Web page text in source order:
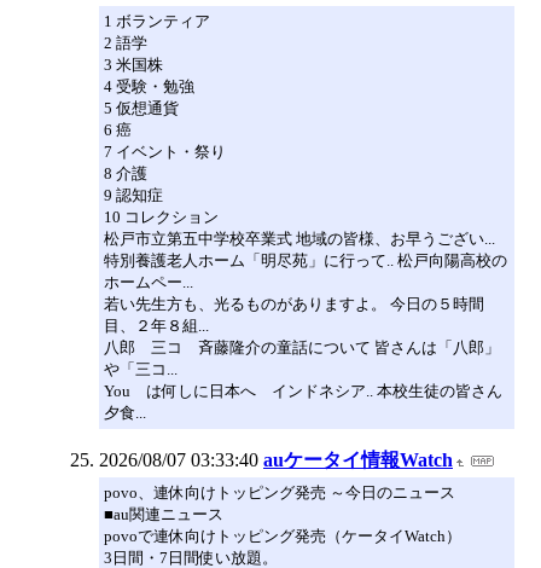
1 ボランティア
2 語学
3 米国株
4 受験・勉強
5 仮想通貨
6 癌
7 イベント・祭り
8 介護
9 認知症
10 コレクション
松戸市立第五中学校卒業式 地域の皆様、お早うござい...
特別養護老人ホーム「明尽苑」に行って.. 松戸向陽高校の
ホームペー...
若い先生方も、光るものがありますよ。 今日の５時間
目、２年８組...
八郎 三コ 斉藤隆介の童話について 皆さんは「八郎」
や「三コ...
You は何しに日本へ インドネシア.. 本校生徒の皆さん
夕食...
2026/08/07 03:33:40 auケータイ情報Watch
povo、連休向けトッピング発売 ～今日のニュース
■au関連ニュース
povoで連休向けトッピング発売（ケータイWatch）
3日間・7日間使い放題。